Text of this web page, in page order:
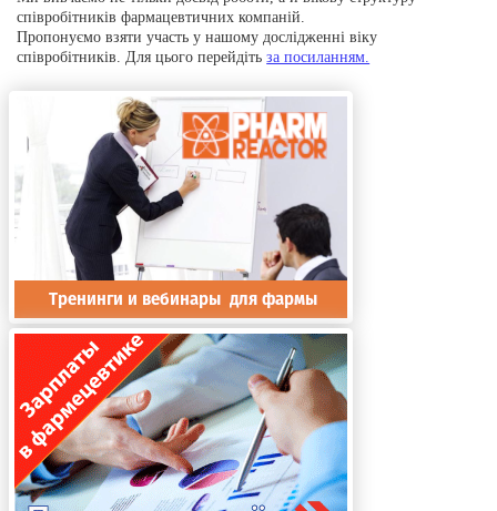
співробітників фармацевтичних компаній.
Пропонуємо взяти участь у нашому дослідженні віку
співробітників. Для цього перейдітьза посиланням.